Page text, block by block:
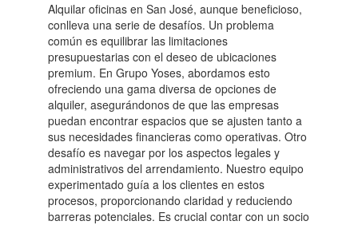
Alquilar oficinas en San José, aunque beneficioso,
conlleva una serie de desafíos. Un problema
común es equilibrar las limitaciones
presupuestarias con el deseo de ubicaciones
premium. En Grupo Yoses, abordamos esto
ofreciendo una gama diversa de opciones de
alquiler, asegurándonos de que las empresas
puedan encontrar espacios que se ajusten tanto a
sus necesidades financieras como operativas. Otro
desafío es navegar por los aspectos legales y
administrativos del arrendamiento. Nuestro equipo
experimentado guía a los clientes en estos
procesos, proporcionando claridad y reduciendo
barreras potenciales. Es crucial contar con un socio